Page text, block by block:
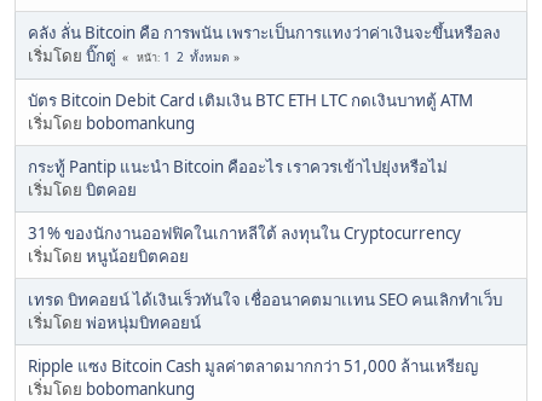
คลัง ลั่น Bitcoin คือ การพนัน เพราะเป็นการแทงว่าค่าเงินจะขึ้นหรือลง
เริ่มโดย บิ๊กตู่ หน้า 1 2 ทั้งหมด
บัตร Bitcoin Debit Card เติมเงิน BTC ETH LTC กดเงินบาทตู้ ATM
เริ่มโดย bobomankung
กระทู้ Pantip แนะนำ Bitcoin คืออะไร เราควรเข้าไปยุ่งหรือไม่
เริ่มโดย บิตคอย
31% ของนักงานออฟฟิคในเกาหลีใต้ ลงทุนใน Cryptocurrency
เริ่มโดย หนูน้อยบิตคอย
เทรด บิทคอยน์ ได้เงินเร็วทันใจ เชื่ออนาคตมาเเทน SEO คนเลิกทำเว็บ
เริ่มโดย พ่อหนุ่มบิทคอยน์
Ripple แซง Bitcoin Cash มูลค่าตลาดมากกว่า 51,000 ล้านเหรียญ
เริ่มโดย bobomankung